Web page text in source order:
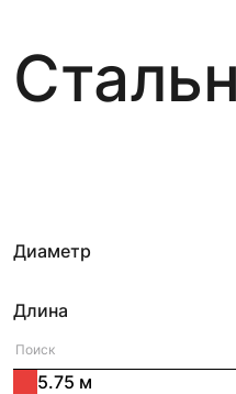
Диаметр
Длина
5.75 м